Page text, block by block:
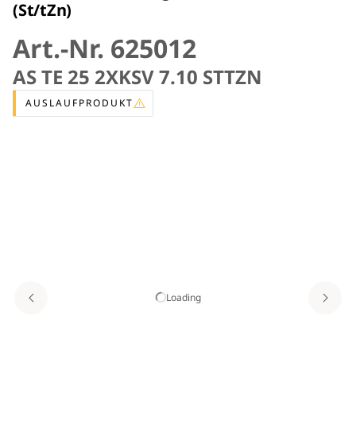
(St/tZn)
Art.-Nr. 625012
AS TE 25 2XKSV 7.10 STTZN
AUSLAUFPRODUKT
Loading